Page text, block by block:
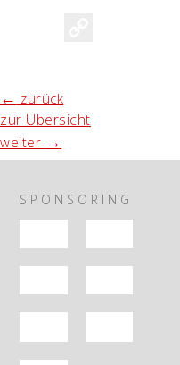
← zurück
zur Übersicht
weiter →
SPONSORING